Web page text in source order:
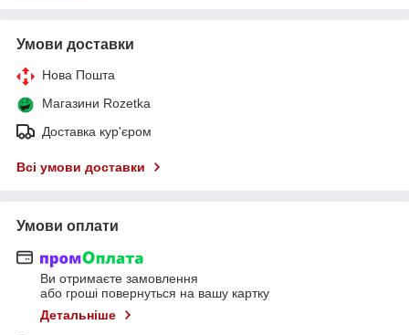
Умови доставки
Нова Пошта
Магазини Rozetka
Доставка кур'єром
Всі умови доставки
Умови оплати
Ви отримаєте замовлення
або гроші повернуться на вашу картку
Детальніше